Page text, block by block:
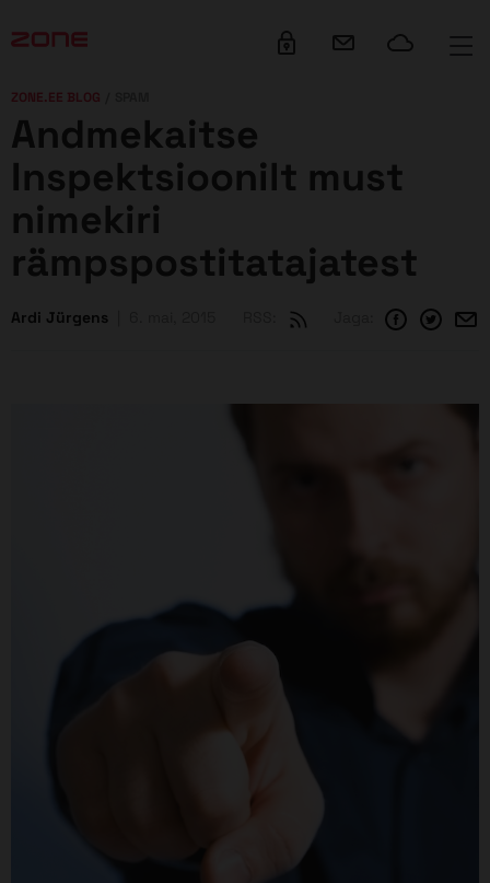
ZONE.EE BLOG
Andmekaitse
Inspektsioonilt must
nimekiri
rämpspostitatajatest
Ardi Jürgens